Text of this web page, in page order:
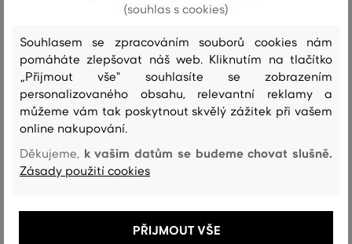
TURTLE NECK
4 199 Kč
2 099 Kč
Dostupné velikosti:
WOOL TURTLENECK
4 799 Kč
2 399 Kč
Dostupné velikosti:
M XL XXL XXXL
(souhlas s cookies)
Souhlasem se zpracováním souborů cookies nám
pomáháte zlepšovat náš web. Kliknutím na tlačítko
„Přijmout vše" souhlasíte se zobrazením
personalizovaného obsahu, relevantní reklamy a
můžeme vám tak poskytnout skvělý zážitek při vašem
online nakupování.
Děkujeme, k vašim datům se budeme chovat slušně.
Zásady použití cookies
PŘIJMOUT VŠE